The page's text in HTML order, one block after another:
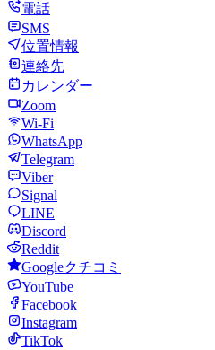
電話
SMS
位置情報
連絡先
カレンダー
Zoom
Wi-Fi
WhatsApp
Telegram
Viber
Signal
LINE
Discord
Reddit
Googleクチコミ
YouTube
Facebook
Instagram
TikTok